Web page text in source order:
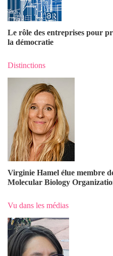
Le rôle des entreprises pour
la démocratie
Distinctions
Virginie Hamel élue membre
Molecular Biology
Vu dans les médias